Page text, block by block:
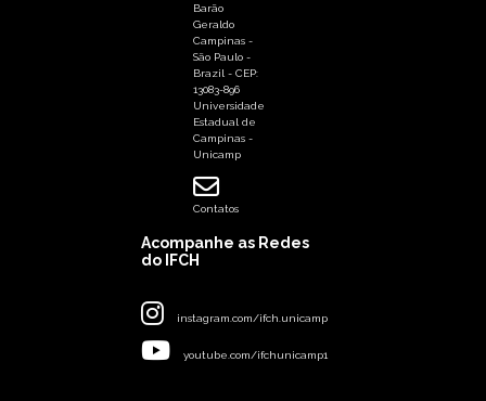
Barão
Geraldo
Campinas -
São Paulo -
Brazil - CEP:
13083-896
Universidade
Estadual de
Campinas -
Unicamp
Contatos
Acompanhe as Redes
do IFCH
instagram.com/ifch.unicamp
youtube.com/ifchunicamp1